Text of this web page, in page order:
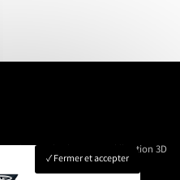
Suivi de chantier
Modélisation 3D
Contact Fermer et accepter